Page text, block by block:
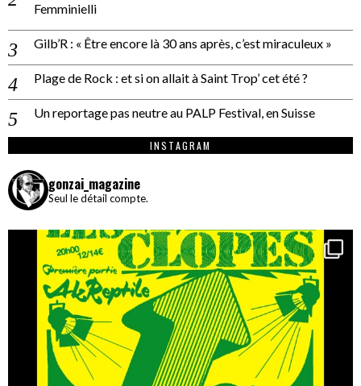
Femminielli
Gilb’R : « Être encore là 30 ans après, c’est miraculeux »
Plage de Rock : et si on allait à Saint Trop’ cet été ?
Un reportage pas neutre au PALP Festival, en Suisse
INSTAGRAM
gonzai_magazine
Seul le détail compte.